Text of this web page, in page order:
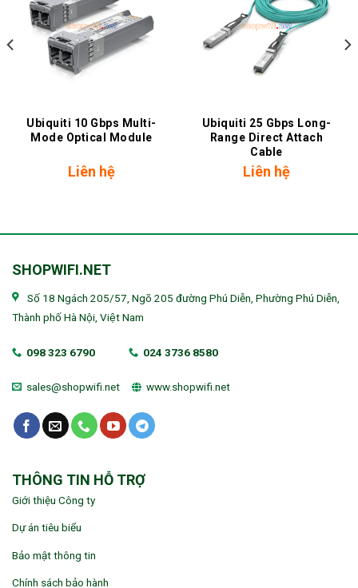
Ubiquiti 10 Gbps Multi-
Mode Optical Module
Liên hệ
Ubiquiti 25 Gbps Long-
Range Direct Attach
Cable
Liên hệ
SHOPWIFI.NET
Số 18 Ngách 205/57, Ngõ 205 đường Phú Diễn, Phường Phú Diễn,
Thành phố Hà Nội, Việt Nam
098 323 6790 024 3736 8580
sales@shopwifi.net www.shopwifi.net
THÔNG TIN HỖ TRỢ
Giới thiệu Công ty
Dự án tiêu biểu
Bảo mật thông tin
Chính sách bảo hành